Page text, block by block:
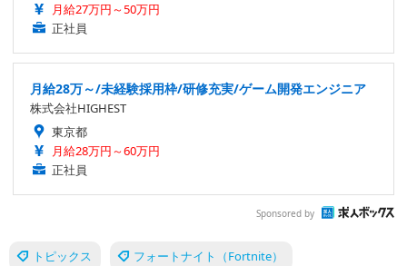
月給27万円～50万円
正社員
月給28万～/未経験採用枠/研修充実/ゲーム開発エンジニア
株式会社HIGHEST
東京都
月給28万円～60万円
正社員
Sponsored by
トピックス フォートナイト（Fortnite）